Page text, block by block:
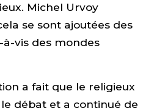
Michel Urvoy
se sont ajoutées des
à-vis des mondes
a fait que le religieux
le débat et a continué de